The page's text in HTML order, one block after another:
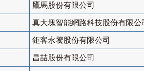
鷹馬股份有限公司
真大塊智能網路科技股份有限公
鉅客永饕股份有限公司
昌喆股份有限公司